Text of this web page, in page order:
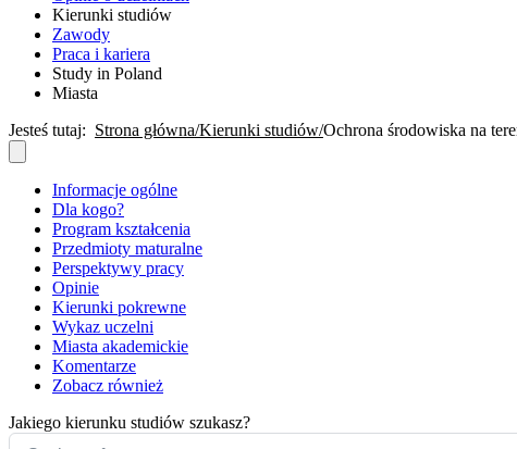
Kierunki studiów
Zawody
Praca i kariera
Study in Poland
Miasta
Jesteś tutaj: Strona główna Kierunki studiów Ochrona środowiska na
Informacje ogólne
Dla kogo?
Program kształcenia
Przedmioty maturalne
Perspektywy pracy
Opinie
Kierunki pokrewne
Wykaz uczelni
Miasta akademickie
Komentarze
Zobacz również
Jakiego kierunku studiów szukasz?